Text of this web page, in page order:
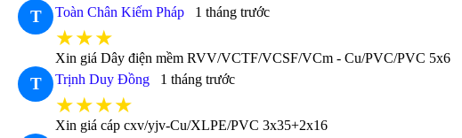
T Toàn Chân Kiếm Pháp 1 tháng trước
★★★
Xin giá Dây điện mềm RVV/VCTF/VCSF/VCm - Cu/PVC/PVC 5x6
T Trịnh Duy Đồng 1 tháng trước
★★★★
Xin giá cáp cxv/yjv-Cu/XLPE/PVC 3x35+2x16